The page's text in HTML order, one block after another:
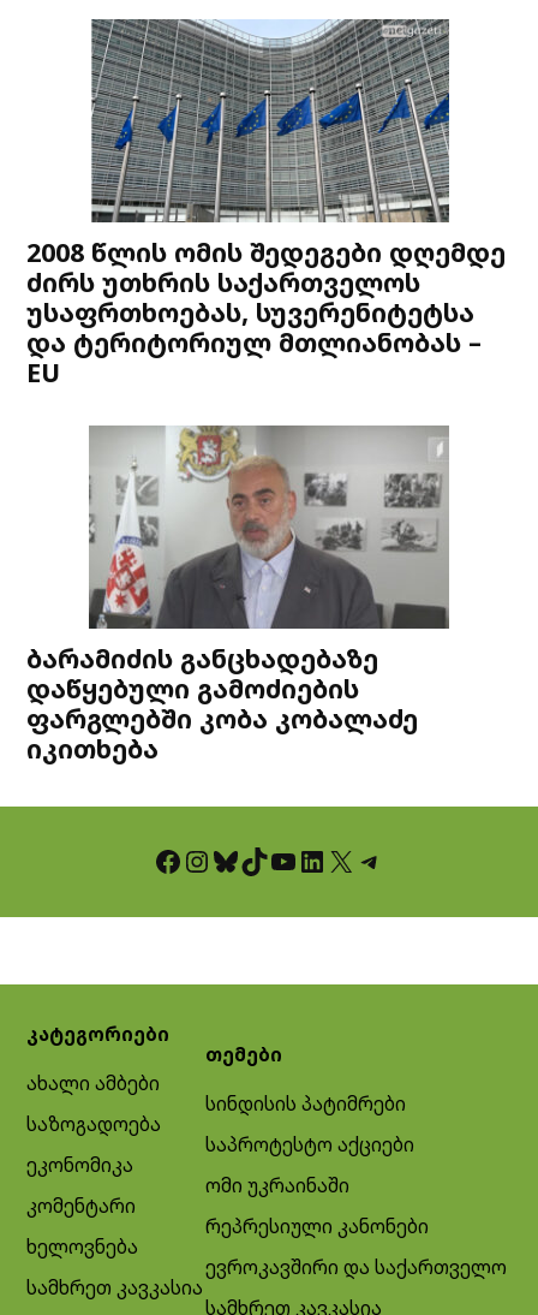
2008 წლის ომის შედეგები დღემდე
ძირს უთხრის საქართველოს
უსაფრთხოებას, სუვერენიტეტსა
და ტერიტორიულ მთლიანობას –
EU
ბარამიძის განცხადებაზე
დაწყებული გამოძიების
ფარგლებში კობა კობალაძე
იკითხება
Facebook InstagramBluesky TikTok YouTube LinkedIn X Telegram
კატეგორიები
ახალი ამბები
საზოგადოება
ეკონომიკა
კომენტარი
ხელოვნება
სამხრეთ კავკასია
თემები
სინდისის პატიმრები
საპროტესტო აქციები
ომი უკრაინაში
რეპრესიული კანონები
ევროკავშირი და საქართველო
სამხრეთ კავკასია